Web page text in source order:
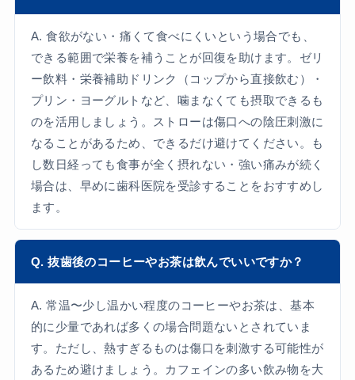
A. 食欲がない・痛くて食べにくいという場合でも、
できる範囲で栄養を補うことが回復を助けます。ゼリ
ー飲料・栄養補助ドリンク（コップから直接飲む）・
プリン・ヨーグルトなど、噛まなくても摂取できるも
のを活用しましょう。ストローは傷口への陰圧刺激に
なることがあるため、できるだけ避けてください。も
し数日経っても食事が全く摂れない・強い痛みが続く
場合は、早めに歯科医院を受診することをおすすめし
ます。
Q. 抜歯後のコーヒーやお茶は飲んでいいですか？
A. 常温〜少し温かい程度のコーヒーやお茶は、基本
的に少量であれば多くの場合問題ないとされていま
す。ただし、熱すぎるものは傷口を刺激する可能性が
あるため避けましょう。カフェインの多い飲み物を大